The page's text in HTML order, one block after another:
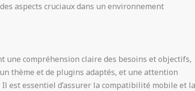
aspects cruciaux dans un environnement
une compréhension claire des besoins et objectifs,
thème et de plugins adaptés, et une attention
est essentiel d’assurer la compatibilité mobile et